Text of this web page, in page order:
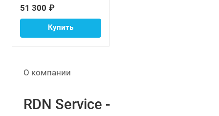
потребительским
кооперативом
51 300 ₽
Купить
О компании
RDN Service -